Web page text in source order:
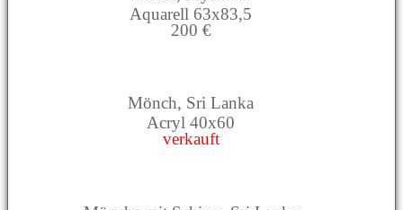
Aquarell 63x83,5
200 €
Mönch, Sri Lanka
Acryl 40x60
verkauft